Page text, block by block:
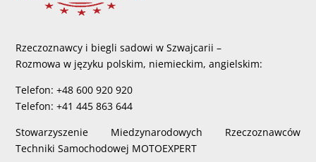
Rzeczoznawcy i biegli sadowi w Szwajcarii –
Rozmowa w języku polskim, niemieckim, angielskim:
Telefon: +48 600 920 920
Telefon: +41 445 863 644
Stowarzyszenie Miedzynarodowych Rzeczoznawców
Techniki Samochodowej MOTOEXPERT